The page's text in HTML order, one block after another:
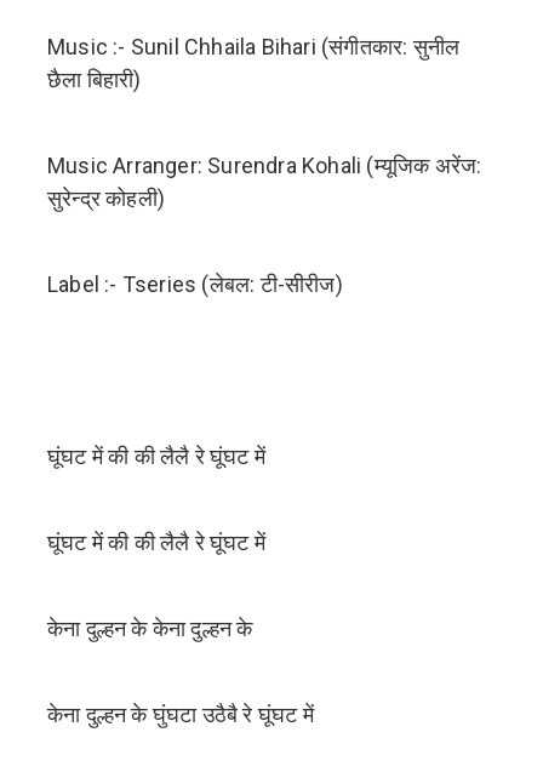
Music :- Sunil Chhaila Bihari (संगीतकार: सुनील
छैला बिहारी)
Music Arranger: Surendra Kohali (म्यूजिक अरेंज:
सुरेन्द्र कोहली)
Label :- Tseries (लेबल: टी-सीरीज)
घूंघट में की की लैलै रे घूंघट में
घूंघट में की की लैलै रे घूंघट में
केना दुल्हन के केना दुल्हन के
केना दुल्हन के घुंघटा उठैबै रे घूंघट में